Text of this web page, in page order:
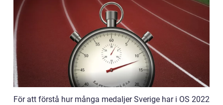
För att förstå hur många medaljer Sverige har i OS 2022